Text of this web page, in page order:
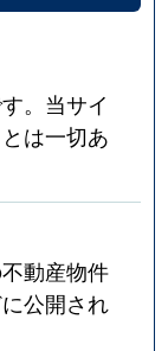
。当サイ
は一切あ
動産物件
公開され